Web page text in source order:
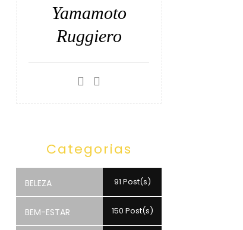
Yamamoto
Ruggiero
Categorias
BELEZA 91 Post(s)
BEM-ESTAR 150 Post(s)